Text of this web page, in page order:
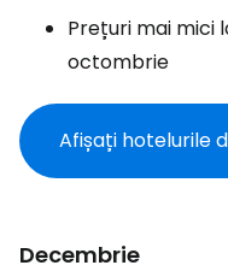
Prețuri mai mici
octombrie
Afișați hotelurile
Decembrie